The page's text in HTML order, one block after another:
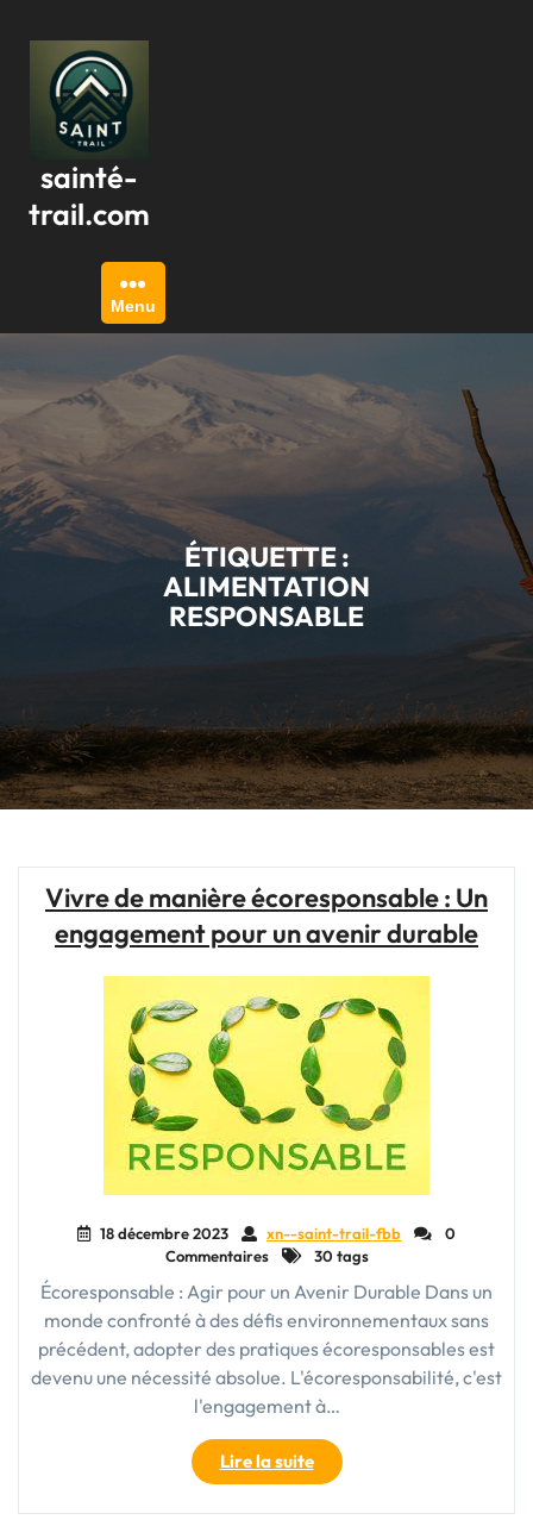
contenu
sainté-
trail.com
Menu
ÉTIQUETTE :
ALIMENTATION
RESPONSABLE
Vivre de manière écoresponsable : Un
engagement pour un avenir durable
18 décembre 2023 xn--saint-trail-fbb
0
Commentaires
30 tags
Écoresponsable : Agir pour un Avenir Durable Dans un
monde confronté à des défis environnementaux sans
précédent, adopter des pratiques écoresponsables est
devenu une nécessité absolue. L'écoresponsabilité, c'est
l'engagement à…
Lire la suite"Vivre
de
manière